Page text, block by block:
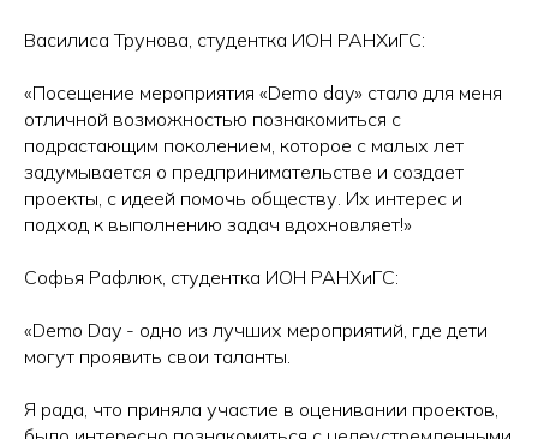
Василиса Трунова, студентка ИОН РАНХиГС:
«Посещение мероприятия «Demo day» стало для меня
отличной возможностью познакомиться с
подрастающим поколением, которое с малых лет
задумывается о предпринимательстве и создает
проекты, с идеей помочь обществу. Их интерес и
подход к выполнению задач вдохновляет!»
Софья Рафлюк, студентка ИОН РАНХиГС:
«Demo Day - одно из лучших мероприятий, где дети
могут проявить свои таланты.
Я рада, что приняла участие в оценивании проектов,